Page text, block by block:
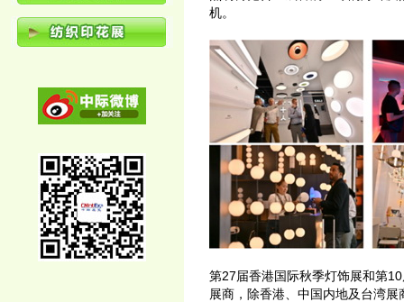
机。
第27届香港国际秋季灯饰展和第
展商，除香港、中国内地及台湾